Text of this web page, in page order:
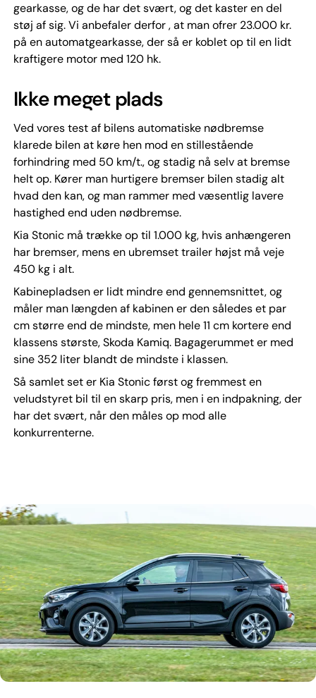
gearkasse, og de har det svært, og det kaster en del
støj af sig. Vi anbefaler derfor , at man ofrer 23.000 kr.
på en automatgearkasse, der så er koblet op til en lidt
kraftigere motor med 120 hk.
Ikke meget plads
Ved vores test af bilens automatiske nødbremse
klarede bilen at køre hen mod en stillestående
forhindring med 50 km/t., og stadig nå selv at bremse
helt op. Kører man hurtigere bremser bilen stadig alt
hvad den kan, og man rammer med væsentlig lavere
hastighed end uden nødbremse.
Kia Stonic må trække op til 1.000 kg, hvis anhængeren
har bremser, mens en ubremset trailer højst må veje
450 kg i alt.
Kabinepladsen er lidt mindre end gennemsnittet, og
måler man længden af kabinen er den således et par
cm større end de mindste, men hele 11 cm kortere end
klassens største, Skoda Kamiq. Bagagerummet er med
sine 352 liter blandt de mindste i klassen.
Så samlet set er Kia Stonic først og fremmest en
veludstyret bil til en skarp pris, men i en indpakning, der
har det svært, når den måles op mod alle
konkurrenterne.